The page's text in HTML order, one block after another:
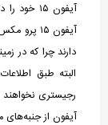
آیفون ۱۵
دارند چرا که در
رجیستری
آیفون از جنبه‌های